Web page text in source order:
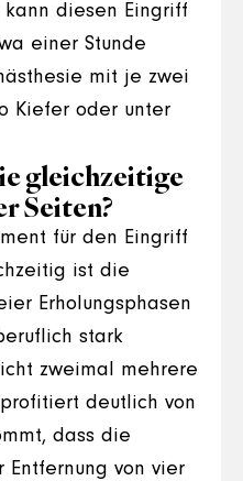
diesen Eingriff
einer Stunde
mit je zwei
Kiefer oder unter
gleichzeitige
Seiten?
für den Eingriff
ist die
Erholungsphasen
stark
zweimal mehrere
deutlich von
dass die
Entfernung von vier